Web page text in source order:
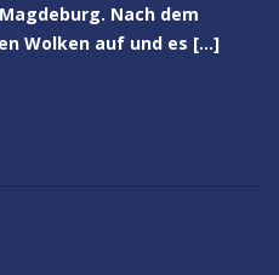
Nach dem
Wolken auf und es […]